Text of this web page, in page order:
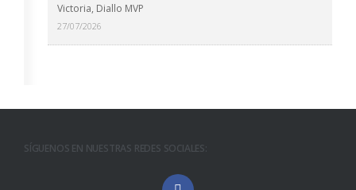
Victoria, Diallo MVP
27/07/2026
SÍGUENOS EN NUESTRAS REDES SOCIALES: